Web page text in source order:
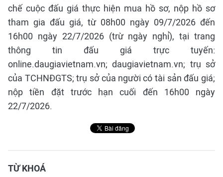
chế cuộc đấu giá thực hiện mua hồ sơ, nộp hồ sơ
tham gia đấu giá, từ 08h00 ngày 09/7/2026 đến
16h00 ngày 22/7/2026 (trừ ngày nghỉ), tại trang
thông tin đấu giá trực tuyến:
online.daugiavietnam.vn; daugiavietnam.vn; trụ sở
của TCHNĐGTS; trụ sở của người có tài sản đấu giá;
nộp tiền đặt trước hạn cuối đến 16h00 ngày
22/7/2026.
TỪ KHOÁ